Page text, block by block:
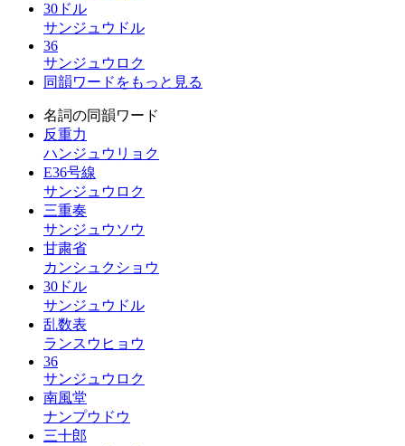
30ドル
サンジュウドル
36
サンジュウロク
同韻ワードをもっと見る
名詞の同韻ワード
反重力
ハンジュウリョク
E36号線
サンジュウロク
三重奏
サンジュウソウ
甘粛省
カンシュクショウ
30ドル
サンジュウドル
乱数表
ランスウヒョウ
36
サンジュウロク
南風堂
ナンプウドウ
三十郎